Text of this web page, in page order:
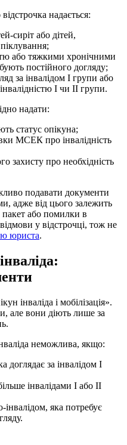
надається:
сиріт або дітей,
або тяжкими хронічними
постійного догляду;
за інвалідом І групи або
І чи ІІ групи.
надати:
статус опікуна;
МСЕК про інвалідність
захисту про необхідність
подавати документи
адже від цього залежить
або помилки в
у відстрочці, тож не
юриста.
інваліда і мобілізація».
але вони діють лише за
неможлива, якщо:
за інвалідом І
інвалідами І або ІІ
яка потребує